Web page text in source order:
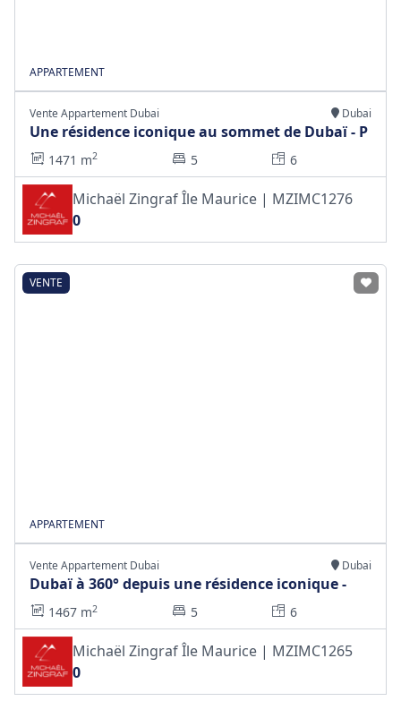
APPARTEMENT
Vente Appartement Dubai Dubai
Une résidence iconique au sommet de Dubaï - P
1471 m2 5 6
Michaël Zingraf Île Maurice | MZIMC1276
0
VENTE
APPARTEMENT
Vente Appartement Dubai Dubai
Dubaï à 360° depuis une résidence iconique -
1467 m2 5 6
Michaël Zingraf Île Maurice | MZIMC1265
0